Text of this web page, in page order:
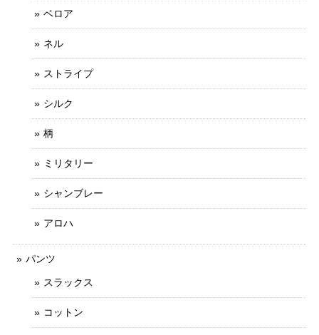
ベロア
ネル
ストライプ
シルク
柄
ミリタリー
シャンブレー
アロハ
パンツ
スラックス
コットン